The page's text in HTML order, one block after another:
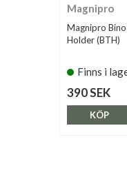
Magnipro
Magnipro
Holder (BTH)
Finns i
390 SEK
KÖP